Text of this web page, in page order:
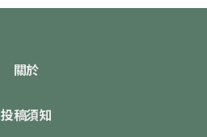
關於
投稿須知